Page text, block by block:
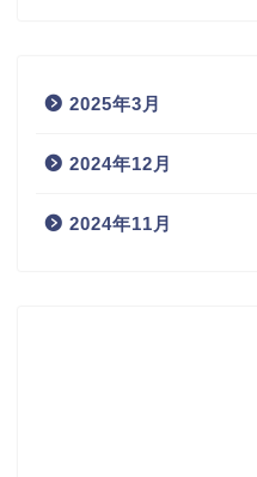
2025年3月
2024年12月
2024年11月